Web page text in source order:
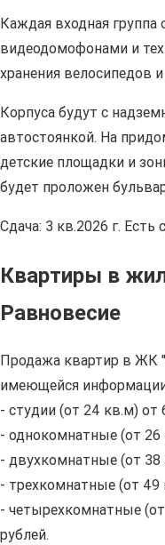
Каждая входная
видеодомофонами и
хранения велосипедов
Корпуса будут с
автостоянкой. На
детские площадки и
будет проложен
Сдача: 3 кв.2026 г. Есть
Квартиры в
Равновесие
Продажа квартир в ЖК
имеющейся
- студии (от 24 кв.м) от
- однокомнатные (от
- двухкомнатные (от
- трехкомнатные (от
- четырехкомнатные
рублей.